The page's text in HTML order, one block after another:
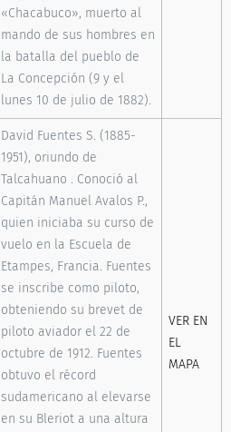
«Chacabuco», muerto al
mando de sus hombres en
la batalla del pueblo de
La Concepción (9 y el
lunes 10 de julio de 1882).
David Fuentes S. (1885-
1951), oriundo de
Talcahuano . Conoció al
Capitán Manuel Avalos P.,
quien iniciaba su curso de
vuelo en la Escuela de
Etampes, Francia. Fuentes
se inscribe como piloto,
obteniendo su brevet de
piloto aviador el 22 de
octubre de 1912. Fuentes
obtuvo el récord
sudamericano al elevarse
en su Bleriot a una altura
VER EN
EL
MAPA